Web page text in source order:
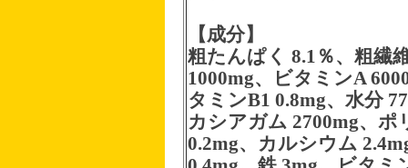
【成分】
粗たんぱく 8.1％、粗繊
1000mg、ビタミンA
タミンB1 0.8mg、水分
カシアガム 2700mg、ポ
0.2mg、カルシウム